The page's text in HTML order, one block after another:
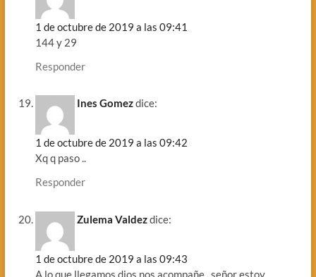
1 de octubre de 2019 a las 09:41
144 y 29
Responder
Ines Gomezdice:
1 de octubre de 2019 a las 09:42
Xq q paso ..
Responder
Zulema Valdezdice:
1 de octubre de 2019 a las 09:43
A lo que llegamos dios nos acompañe , señor estoy